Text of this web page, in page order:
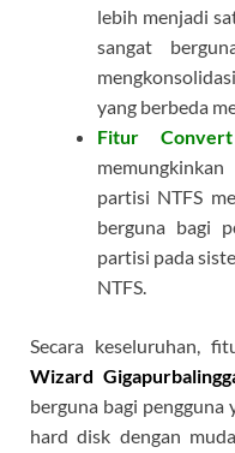
lebih menjadi
sangat
yang berbeda
Fitur
partisi NTFS
berguna bagi
partisi pada
NTFS.
Secara keseluruhan,
Wizard
berguna bagi pengguna
hard disk dengan